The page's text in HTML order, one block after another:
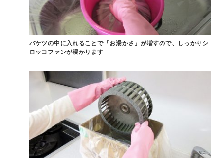
バケツの中に入れることで「お湯かさ」が増すので、しっかりシ
ロッコファンが浸かります